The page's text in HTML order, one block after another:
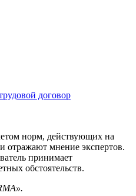
договор
норм, действующих на
отражают мнение экспертов.
принимает
обстоятельств.